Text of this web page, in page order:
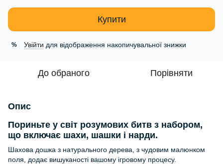
Купити
% Увійти для відображення накопичувальної знижки
До обраного Порівняти
Опис
Пориньте у світ розумових битв з набором,
що включає шахи, шашки і нарди.
Шахова дошка з натурального дерева, з чудовим малюнком
поля, додає вишуканості вашому ігровому процесу.